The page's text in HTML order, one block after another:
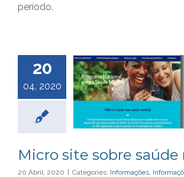
período.
20
04, 2020
Micro site sobre
20 Abril, 2020 Categories: Informações,